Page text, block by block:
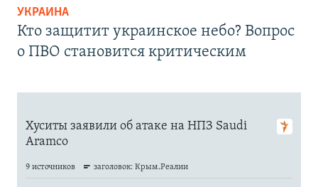
УКРАИНА
Кто защитит украинское небо? Вопрос
о ПВО становится критическим